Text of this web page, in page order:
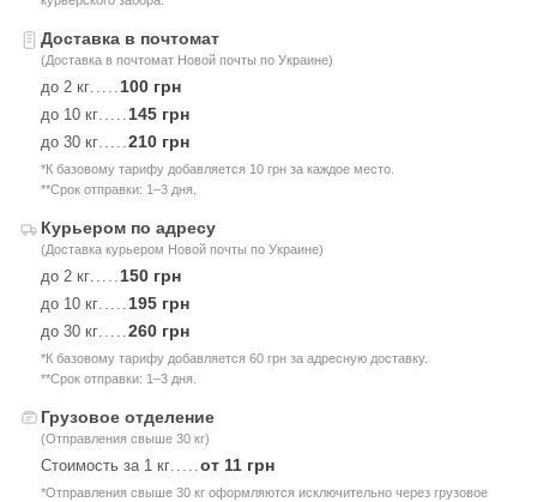
Доставка в почтомат
(Доставка в почтомат Новой почты по Украине)
до 2 кг..... 100 грн
до 10 кг..... 145 грн
до 30 кг.....210 грн
*К базовому тарифу добавляется 10 грн за каждое место.
**Срок отправки: 1–3 дня.
Курьером по адресу
(Доставка курьером Новой почты по Украине)
до 2 кг..... 150 грн
до 10 кг..... 195 грн
до 30 кг.....260 грн
*К базовому тарифу добавляется 60 грн за адресную доставку.
**Срок отправки: 1–3 дня.
Грузовое отделение
(Отправления свыше 30 кг)
Стоимость за 1 кг.....от 11 грн
*Отправления свыше 30 кг оформляются исключительно через грузовое